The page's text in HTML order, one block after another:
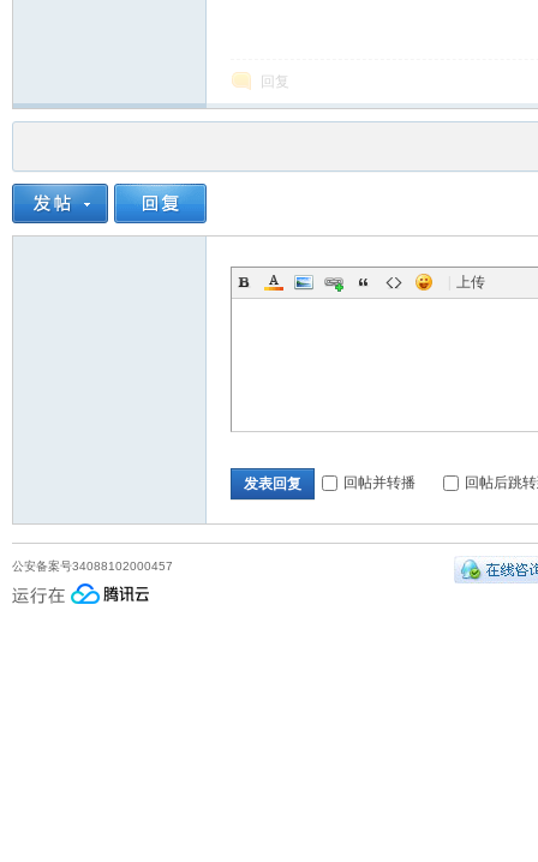
回复
上传
发表回复 回帖并转播 回帖后跳
公安备案号34088102000457